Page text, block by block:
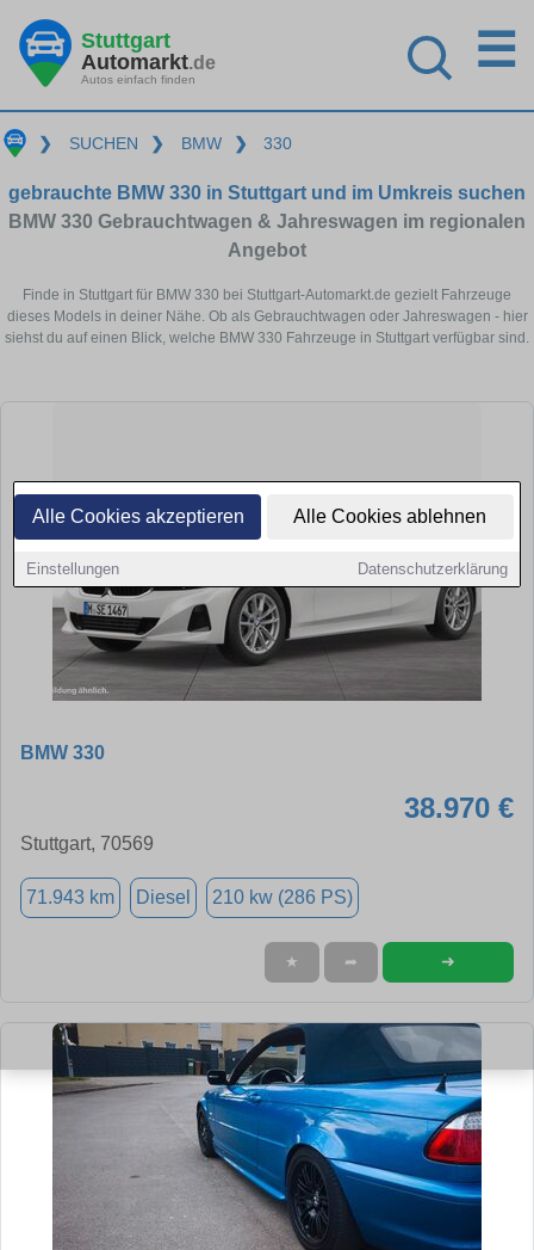
Alle Cookies akzeptieren Alle Cookies ablehnen
Einstellungen Datenschutzerklärung
Stuttgart
Automarkt.de
Autos einfach finden
☰
❯ SUCHEN ❯ BMW ❯ 330
gebrauchte BMW 330 in Stuttgart und im Umkreis suchen
BMW 330 Gebrauchtwagen & Jahreswagen im regionalen
Angebot
Finde in Stuttgart für BMW 330 bei Stuttgart-Automarkt.de gezielt Fahrzeuge
dieses Models in deiner Nähe. Ob als Gebrauchtwagen oder Jahreswagen - hier
siehst du auf einen Blick, welche BMW 330 Fahrzeuge in Stuttgart verfügbar sind.
BMW 330
38.970 €
Stuttgart, 70569
71.943 km Diesel 210 kw (286 PS)
★ ➦ ➜